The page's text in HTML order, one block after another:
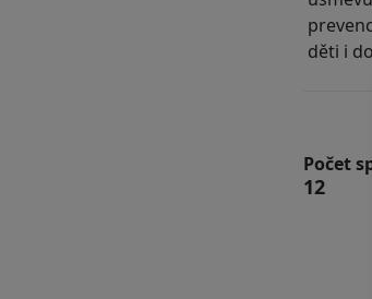
děti i
Počet
12